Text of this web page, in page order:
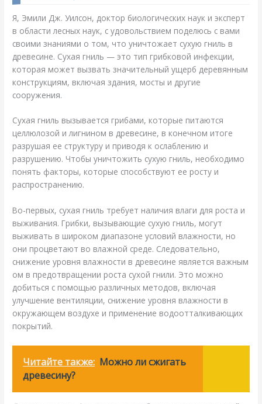
Я, Эмили Дж. Уилсон, доктор биологических наук и эксперт
в области лесных наук, с удовольствием поделюсь с вами
своими знаниями о том, что уничтожает сухую гниль в
древесине. Сухая гниль — это тип грибковой инфекции,
которая может вызвать значительный ущерб деревянным
конструкциям, включая здания, мосты и другие
сооружения.
Сухая гниль вызывается грибами, которые питаются
целлюлозой и лигнином в древесине, в конечном итоге
разрушая ее структуру и приводя к ослаблению и
разрушению. Чтобы уничтожить сухую гниль, необходимо
понять факторы, которые способствуют ее росту и
распространению.
Во-первых, сухая гниль требует наличия влаги для роста и
выживания. Грибки, вызывающие сухую гниль, могут
выживать в широком диапазоне условий влажности, но
они процветают во влажной среде. Следовательно,
снижение уровня влажности в древесине является важным
ом в предотвращении роста сухой гнили. Это можно
добиться с помощью различных методов, включая
улучшение вентиляции, снижение уровня влажности в
окружающем воздухе и применение водоотталкивающих
покрытий.
Читайте также: Можно ли сжигать
древесину?